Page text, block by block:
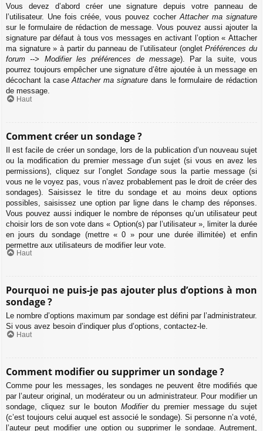
Vous devez d’abord créer une signature depuis votre panneau de
l’utilisateur. Une fois créée, vous pouvez cocherAttacher ma signature
sur le formulaire de rédaction de message. Vous pouvez aussi ajouter la
signature par défaut à tous vos messages en activant l’option « Attacher
ma signature » à partir du panneau de l’utilisateur (ongletPréférences du
forum --> Modifier les préférences de message). Par la suite, vous
pourrez toujours empêcher une signature d’être ajoutée à un message en
décochant la caseAttacher ma signature dans le formulaire de rédaction
de message.
Haut
Comment créer un sondage ?
Il est facile de créer un sondage, lors de la publication d’un nouveau sujet
ou la modification du premier message d’un sujet (si vous en avez les
permissions), cliquez sur l’onglet Sondagesous la partie message (si
vous ne le voyez pas, vous n’avez probablement pas le droit de créer des
sondages). Saisissez le titre du sondage et au moins deux options
possibles, saisissez une option par ligne dans le champ des réponses.
Vous pouvez aussi indiquer le nombre de réponses qu’un utilisateur peut
choisir lors de son vote dans « Option(s) par l’utilisateur », limiter la durée
en jours du sondage (mettre « 0 » pour une durée illimitée) et enfin
permettre aux utilisateurs de modifier leur vote.
Haut
Pourquoi ne puis-je pas ajouter plus d’options à mon
sondage ?
Le nombre d’options maximum par sondage est défini par l’administrateur.
Si vous avez besoin d’indiquer plus d’options, contactez-le.
Haut
Comment modifier ou supprimer un sondage ?
Comme pour les messages, les sondages ne peuvent être modifiés que
par l’auteur original, un modérateur ou un administrateur. Pour modifier un
sondage, cliquez sur le bouton Modifierdu premier message du sujet
(c’est toujours celui auquel est associé le sondage). Si personne n’a voté,
l’auteur peut modifier une option ou supprimer le sondage. Autrement,